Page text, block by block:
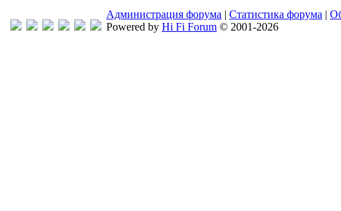
Администрация форума | Статистика форума |
Powered by Hi Fi Forum © 2001-2026